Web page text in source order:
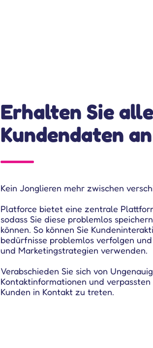
Erhalten Sie
Kundendaten
Kein Jonglieren mehr zwischen
Platforce bietet eine zentrale
sodass Sie diese problemlos
können. So können Sie
bedürfnisse problemlos verfolgen
und Marketingstrategien verwenden.
Verabschieden Sie sich von
Kontaktinformationen und
Kunden in Kontakt zu treten.